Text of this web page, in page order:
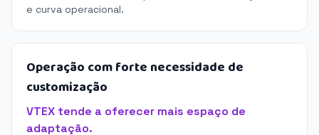
e curva operacional.
Operação com forte necessidade de
customização
VTEX tende a oferecer mais espaço de
adaptação.